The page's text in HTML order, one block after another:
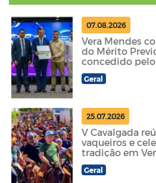
07.08.2026
Vera Mendes
do Mérito
concedido pelo
Geral
25.07.2026
V Cavalgada
vaqueiros e
tradição em
Geral